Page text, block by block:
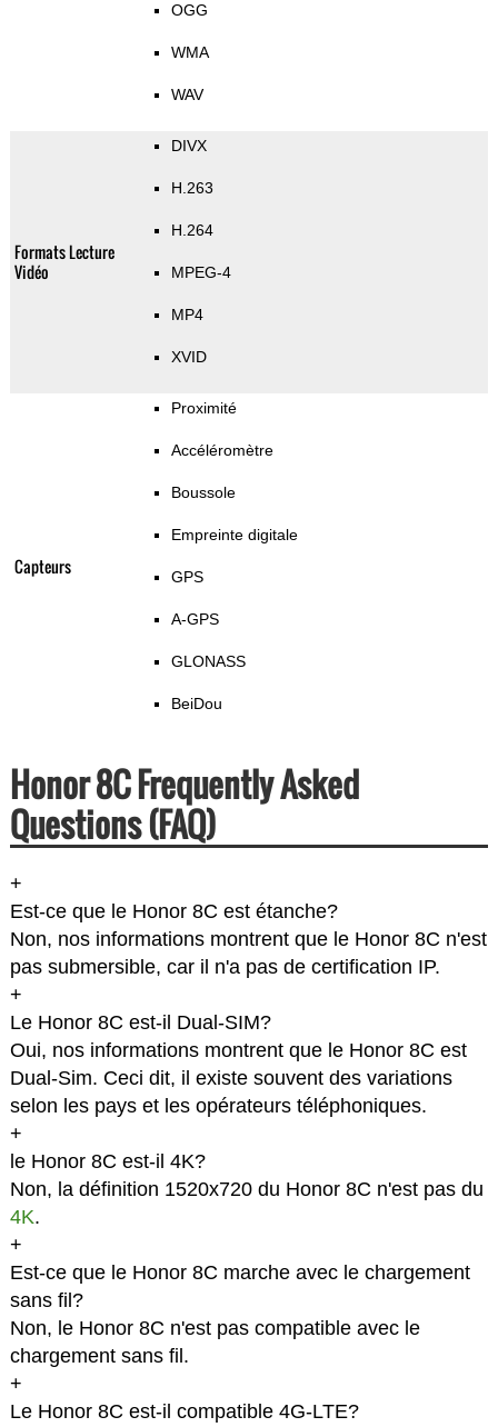
OGG
WMA
WAV
Formats Lecture
Vidéo
DIVX
H.263
H.264
MPEG-4
MP4
XVID
Capteurs
Proximité
Accéléromètre
Boussole
Empreinte digitale
GPS
A-GPS
GLONASS
BeiDou
Honor 8C Frequently Asked
Questions (FAQ)
+
Est-ce que le Honor 8C est étanche?
Non, nos informations montrent que le Honor 8C n'est
pas submersible, car il n'a pas de certification IP.
+
Le Honor 8C est-il Dual-SIM?
Oui, nos informations montrent que le Honor 8C est
Dual-Sim. Ceci dit, il existe souvent des variations
selon les pays et les opérateurs téléphoniques.
+
le Honor 8C est-il 4K?
Non, la définition 1520x720 du Honor 8C n'est pas du
4K.
+
Est-ce que le Honor 8C marche avec le chargement
sans fil?
Non, le Honor 8C n'est pas compatible avec le
chargement sans fil.
+
Le Honor 8C est-il compatible 4G-LTE?